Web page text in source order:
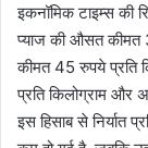
इकनॉमिक टाइम्स की
प्याज की औसत कीमत
कीमत 45 रुपये प्रति
प्रति किलोग्राम और
इस हिसाब से निर्यात